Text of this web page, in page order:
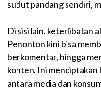
sudut pandang sendiri,
Di sisi lain, keterlibatan
Penonton kini bisa
berkomentar, hingga
konten. Ini menciptakan
antara media dan